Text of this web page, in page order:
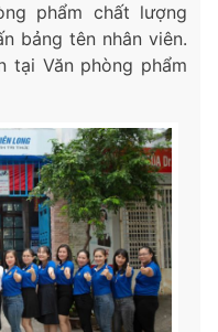
phẩm chất lượng
bảng tên nhân viên.
tại Văn phòng phẩm